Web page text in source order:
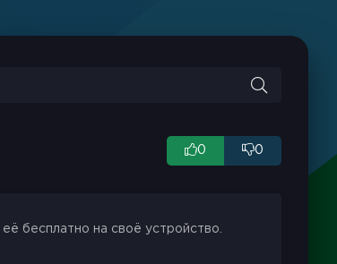
0 0
бесплатно на своё устройство.